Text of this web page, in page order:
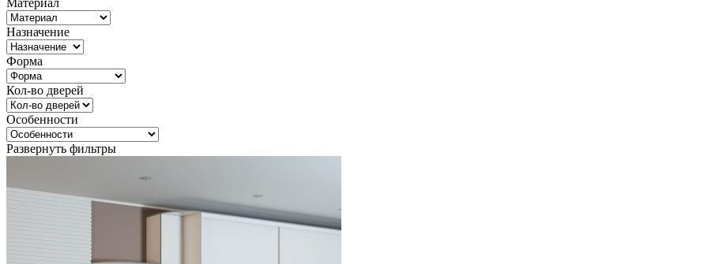
Материал
Назначение
Форма
Кол-во дверей
Особенности
Развернуть фильтры